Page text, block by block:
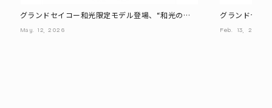
グランドセイコー和光限定モデル登場、“和光の
美”を表現した40作目の記念モデル
May. 12, 2026
グランドセイ
- 9F史上最小
Feb. 13, 2026